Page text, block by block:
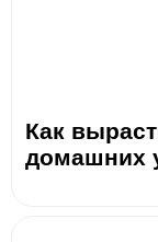
Как
домашних